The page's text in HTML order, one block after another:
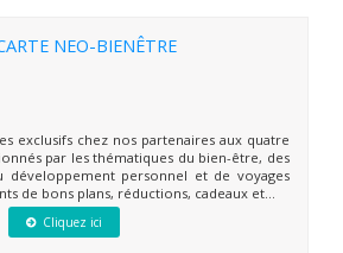
NEO-BIENÊTRE
exclusifs chez nos partenaires aux quatre
par les thématiques du bien-être, des
développement personnel et de voyages
de bons plans, réductions, cadeaux et...
Cliquez ici